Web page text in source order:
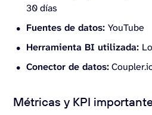
30 días
Fuentes de datos: YouTube
Herramienta BI utilizada:
Conector de datos:
Métricas y KPI